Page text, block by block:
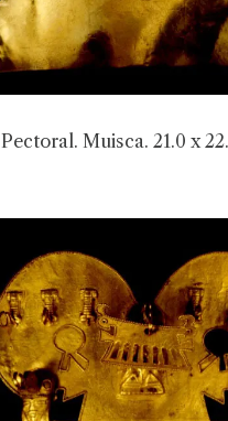
Pectoral. Muisca. 21.0 x